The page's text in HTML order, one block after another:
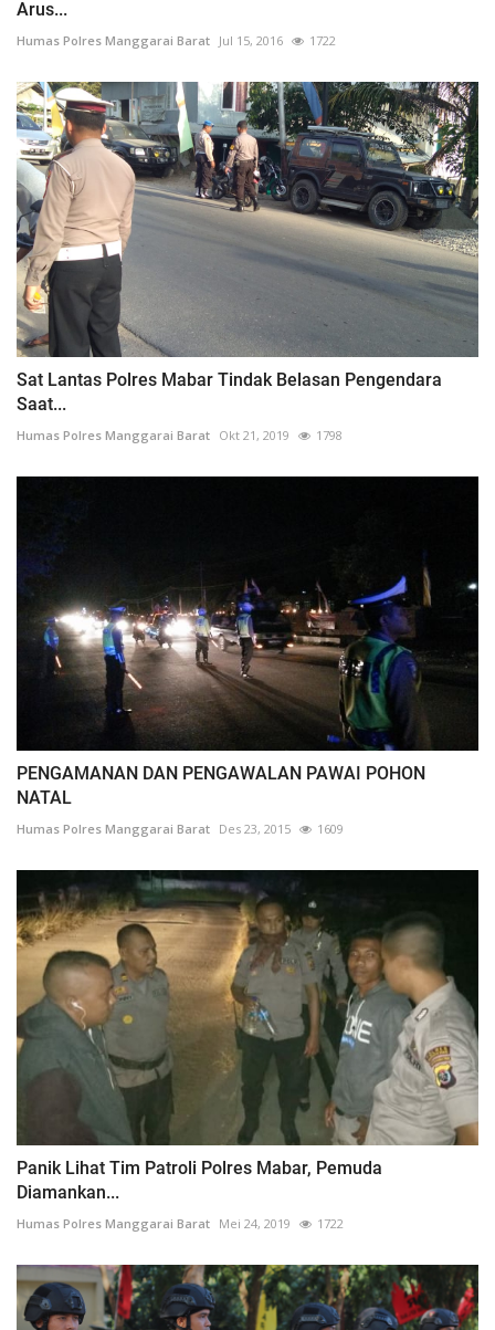
Arus...
Humas Polres Manggarai Barat Jul 15, 2016 1722
Sat Lantas Polres Mabar Tindak Belasan Pengendara
Saat...
Humas Polres Manggarai Barat Okt 21, 2019 1798
PENGAMANAN DAN PENGAWALAN PAWAI POHON
NATAL
Humas Polres Manggarai Barat Des 23, 2015 1609
Panik Lihat Tim Patroli Polres Mabar, Pemuda
Diamankan...
Humas Polres Manggarai Barat Mei 24, 2019 1722